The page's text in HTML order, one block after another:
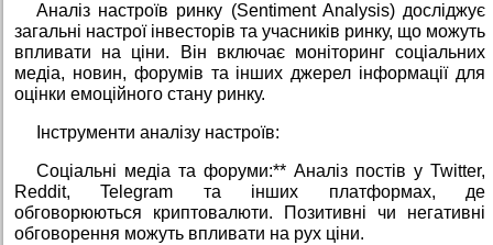
Аналіз настроїв ринку (Sentiment Analysis) досліджує
загальні настрої інвесторів та учасників ринку, що можуть
впливати на ціни. Він включає моніторинг соціальних
медіа, новин, форумів та інших джерел інформації для
оцінки емоційного стану ринку.
Інструменти аналізу настроїв:
Соціальні медіа та форуми:** Аналіз постів у Twitter,
Reddit, Telegram та інших платформах, де
обговорюються криптовалюти. Позитивні чи негативні
обговорення можуть впливати на рух ціни.